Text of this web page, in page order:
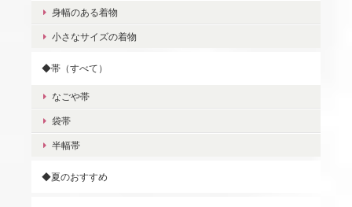
身幅のある着物
小さなサイズの着物
◆帯（すべて）
なごや帯
袋帯
半幅帯
◆夏のおすすめ